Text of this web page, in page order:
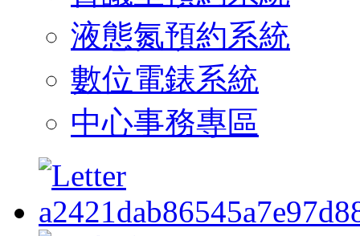
液態氮預約系統
數位電錶系統
中心事務專區